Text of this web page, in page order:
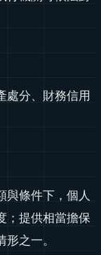
處分、財務信用
與條件下，個人
；提供相當擔保
之一。